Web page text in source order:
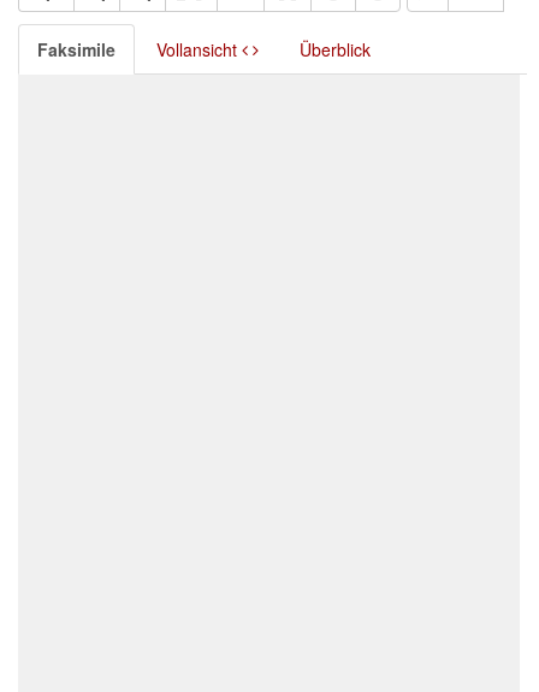
Faksimile Vollansicht Überblick